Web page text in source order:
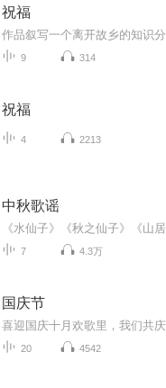
祝福
9 314
祝福
4 2213
中秋歌谣
7 4.3万
国庆节
20 4542